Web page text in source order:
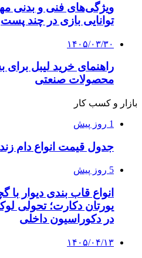
ویژگی‌های فنی و بدنی
توانایی بازی در چند پست
۱۴۰۵/۰۳/۳۰
راهنمای خرید لیبل برای
محصولات صنعتی
بازار و کسب کار
1 روز پیش
جدول قیمت انواع دام
5 روز پیش
انواع قاب بندی دیوار
یورتان دکارت؛ تحولی
در دکوراسیون داخلی
۱۴۰۵/۰۴/۱۳